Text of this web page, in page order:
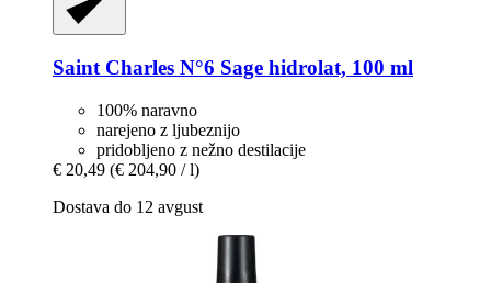
Saint Charles N°6 Sage hidrolat, 100 ml
100% naravno
narejeno z ljubeznijo
pridobljeno z nežno destilacije
€ 20,49 (€ 204,90 / l)
Dostava do 12 avgust